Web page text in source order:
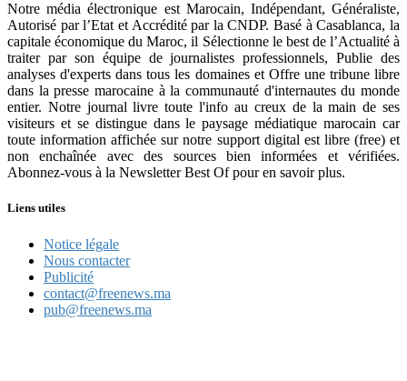
Notre média électronique est Marocain, Indépendant, Généraliste,
Autorisé par l’Etat et Accrédité par la CNDP. Basé à Casablanca, la
capitale économique du Maroc, il Sélectionne le best de l’Actualité à
traiter par son équipe de journalistes professionnels, Publie des
analyses d'experts dans tous les domaines et Offre une tribune libre
dans la presse marocaine à la communauté d'internautes du monde
entier. Notre journal livre toute l'info au creux de la main de ses
visiteurs et se distingue dans le paysage médiatique marocain car
toute information affichée sur notre support digital est libre (free) et
non enchaînée avec des sources bien informées et vérifiées.
Abonnez-vous à la Newsletter Best Of pour en savoir plus.
Liens utiles
Notice légale
Nous contacter
Publicité
contact@freenews.ma
pub@freenews.ma